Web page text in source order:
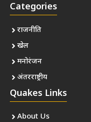
Categories
राजनीति
खेल
मनोरंजन
अंतरराष्ट्रीय
Quakes Links
About Us